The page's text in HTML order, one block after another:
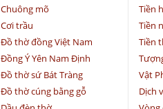
Chuông mõ
Cơi trầu
Đồ thờ đồng Việt Nam
Đồng Ý Yên Nam Định
Đồ thờ sứ Bát Tràng
Đồ thờ cúng bằng gỗ
Tiền
Tiền
Tiền
Vật
Dịch